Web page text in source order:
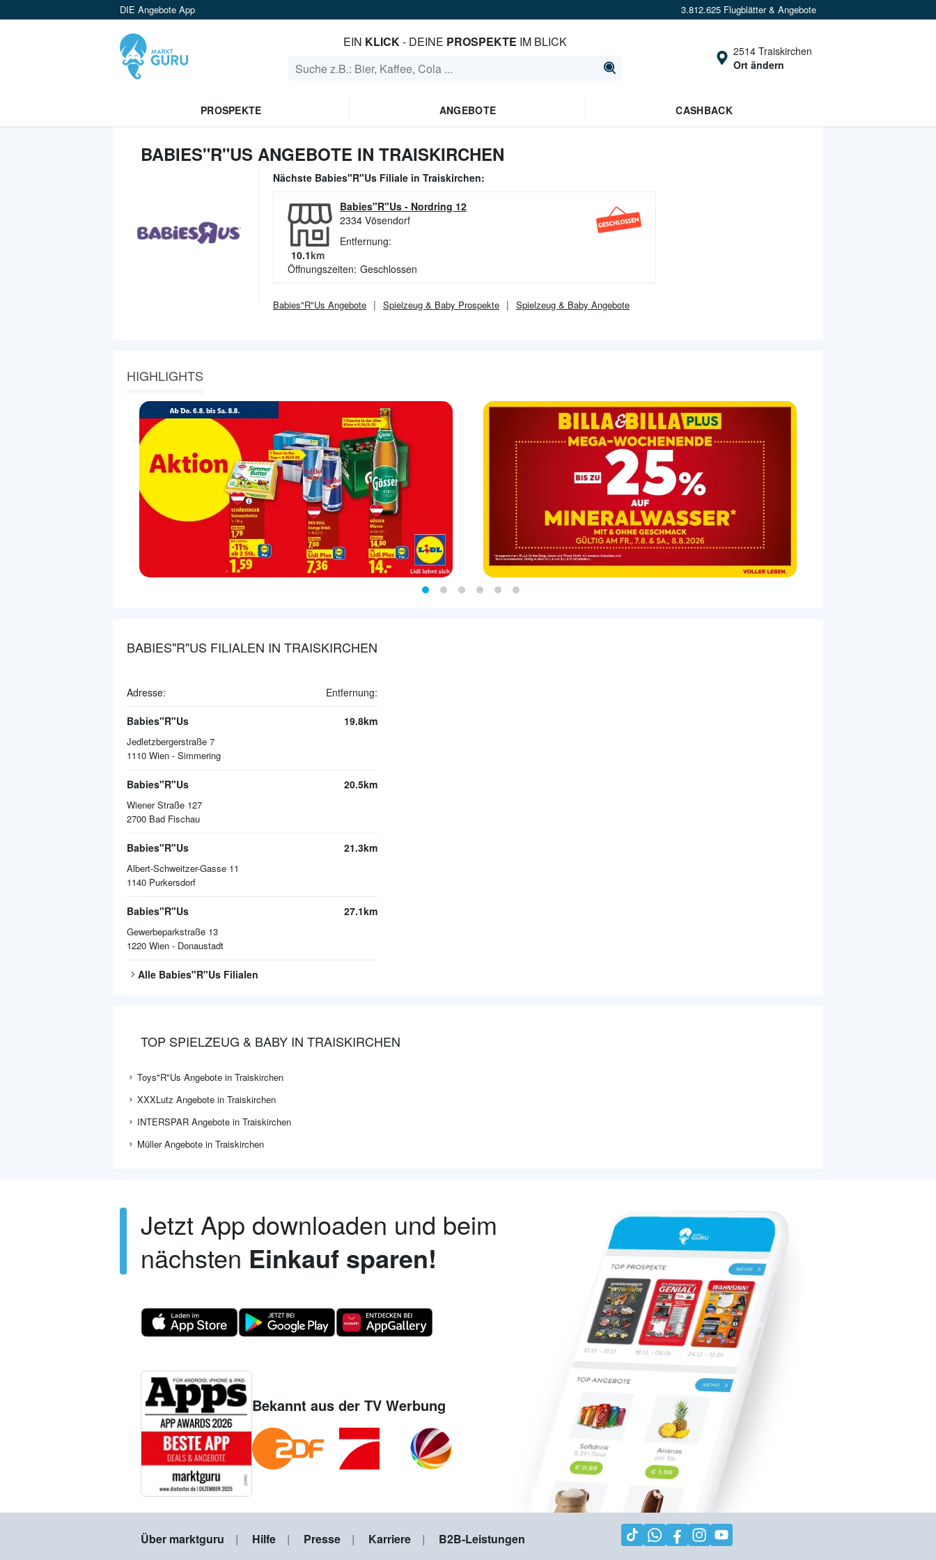
DIE Angebote App 3.812.625 Flugblätter & Angebote
EIN KLICK- DEINE PROSPEKTE IM BLICK
2514 Traiskirchen
Ort ändern
PROSPEKTE ANGEBOTE CASHBACK
BABIES"R"US ANGEBOTE IN TRAISKIRCHEN
Nächste Babies"R"Us Filiale in Traiskirchen:
Babies"R"Us - Nordring 12
2334 Vösendorf
Entfernung:
10.1km
Öffnungszeiten: Geschlossen
Babies"R"Us Angebote Spielzeug & Baby Prospekte Spielzeug & Baby Angebote
HIGHLIGHTS
BABIES"R"US FILIALEN IN TRAISKIRCHEN
Adresse: Entfernung:
Babies"R"Us
Jedletzbergerstraße 7
1110 Wien - Simmering
19.8km
Babies"R"Us
Wiener Straße 127
2700 Bad Fischau
20.5km
Babies"R"Us
Albert-Schweitzer-Gasse 11
1140 Purkersdorf
21.3km
Babies"R"Us
Gewerbeparkstraße 13
1220 Wien - Donaustadt
27.1km
Alle Babies"R"Us Filialen
TOP SPIELZEUG & BABY IN TRAISKIRCHEN
Toys"R"Us Angebote in Traiskirchen
XXXLutz Angebote in Traiskirchen
INTERSPAR Angebote in Traiskirchen
Müller Angebote in Traiskirchen
Jetzt App downloaden und beim
nächsten Einkauf sparen!
Bekannt aus der TV Werbung
Über marktguru Hilfe Presse Karriere B2B-Leistungen